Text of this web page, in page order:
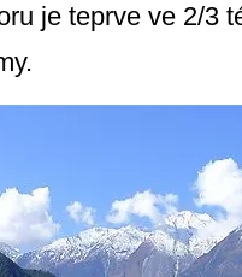
je teprve ve 2/3